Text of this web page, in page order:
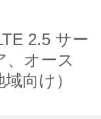
2.5 サー
、オース
向け）